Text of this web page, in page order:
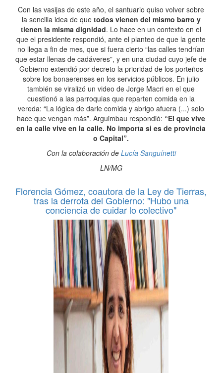
Con las vasijas de este año, el santuario quiso volver sobre
la sencilla idea de que todos vienen del mismo barro y
tienen la misma dignidad. Lo hace en un contexto en el
que el presidente respondió, ante el planteo de que la gente
no llega a fin de mes, que si fuera cierto “las calles tendrían
que estar llenas de cadáveres”, y en una ciudad cuyo jefe de
Gobierno extendió por decreto la prioridad de los porteños
sobre los bonaerenses en los servicios públicos. En julio
también se viralizó un video de Jorge Macri en el que
cuestionó a las parroquias que reparten comida en la
vereda: “La lógica de darle comida y abrigo afuera (...) solo
hace que vengan más”. Arguimbau respondió: “El que vive
en la calle vive en la calle. No importa si es de provincia
o Capital”.
Con la colaboración de Lucía Sanguínetti
LN/MG
Florencia Gómez, coautora de la Ley de Tierras,
tras la derrota del Gobierno: "Hubo una
conciencia de cuidar lo colectivo"